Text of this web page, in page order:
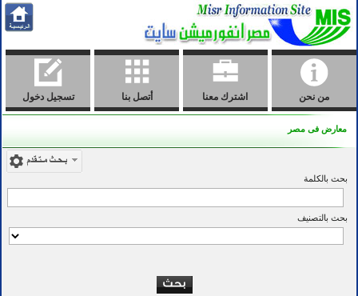
من نحن اشترك معنا أتصل بنا تسجيل دخول
معارض فى مصر
بحث بالكلمة
بحث بالتصنيف